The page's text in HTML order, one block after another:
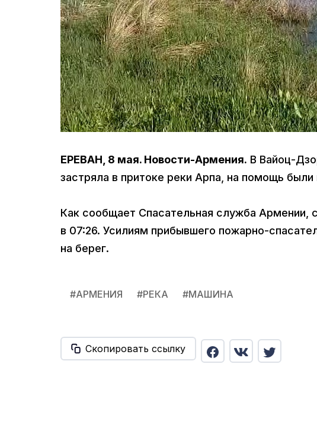
ЕРЕВАН, 8 мая. Новости-Армения. В Вайоц-
застряла в притоке реки Арпа, на помощь были
Как сообщает Спасательная служба Армении,
в 07:26. Усилиям прибывшего пожарно-
на берег.
#АРМЕНИЯ #РЕКА #МАШИНА
Скопировать ссылку